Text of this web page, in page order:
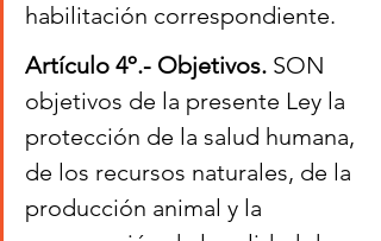
habilitación correspondiente.
Artículo 4º.- Objetivos. SON
objetivos de la presente Ley la
protección de la salud humana,
de los recursos naturales, de la
producción animal y la